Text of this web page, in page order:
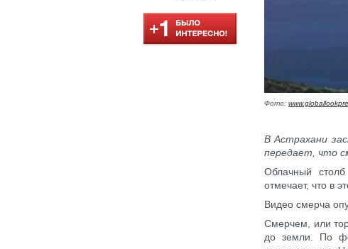
Фото:
В Астрахани
передает, что
Облачный
отмечает, что в
Видео смерча
Смерчем, или
до земли. По